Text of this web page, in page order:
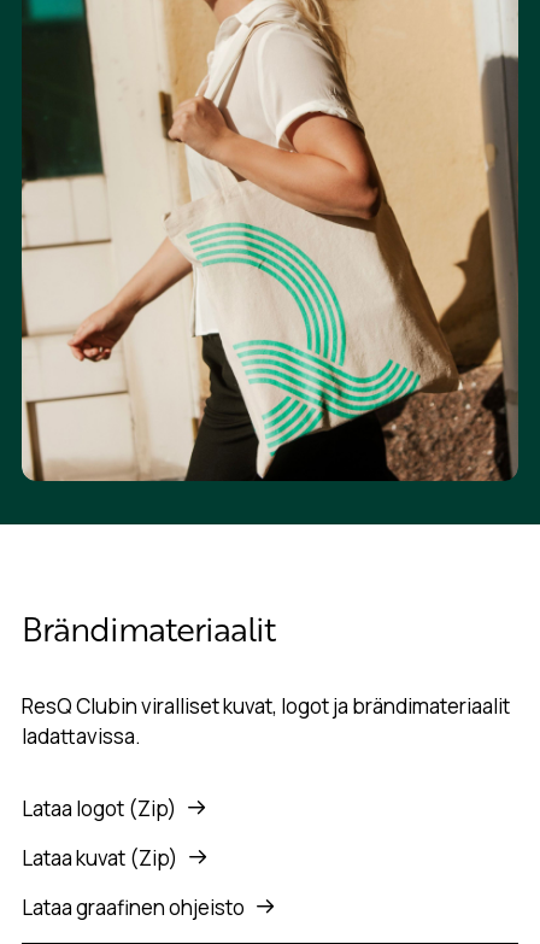
Brändimateriaalit
ResQ Clubin viralliset kuvat, logot ja brändimateriaalit
ladattavissa.
Lataa logot (Zip)
Lataa kuvat (Zip)
Lataa graafinen ohjeisto